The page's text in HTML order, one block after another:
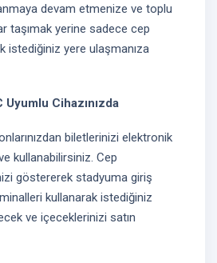
devam etmenize ve toplu
taşımak yerine sadece cep
istediğiniz yere ulaşmanıza
Cihazınızda
biletlerinizi elektronik
kullanabilirsiniz. Cep
göstererek stadyuma giriş
kullanarak istediğiniz
ve içeceklerinizi satın